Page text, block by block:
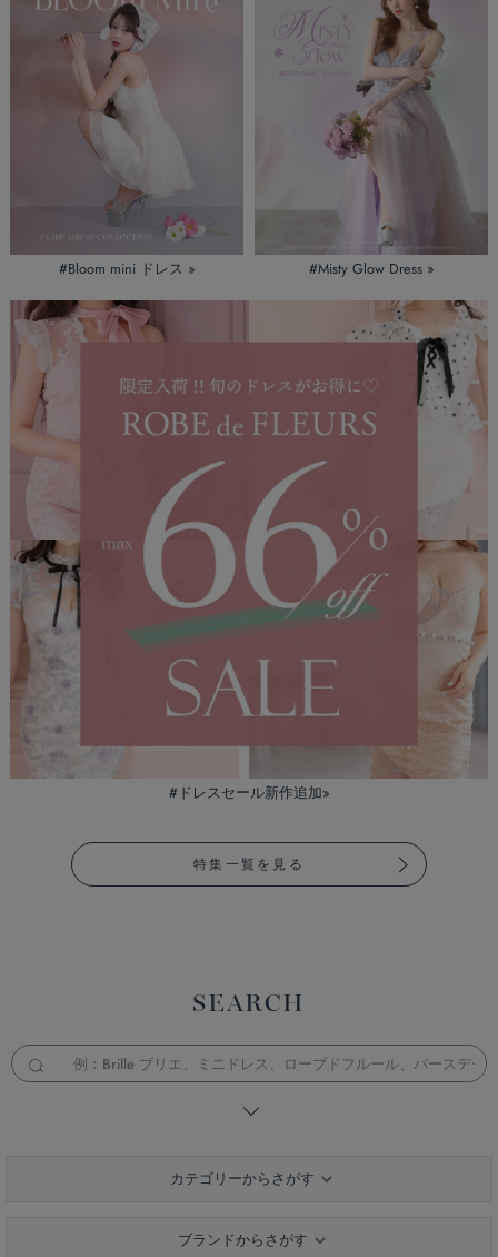
#Bloom mini ドレス » #Misty Glow Dress »
#ドレスセール新作追加»
特集一覧を見る
SEARCH
カテゴリーからさがす
ブランドからさがす